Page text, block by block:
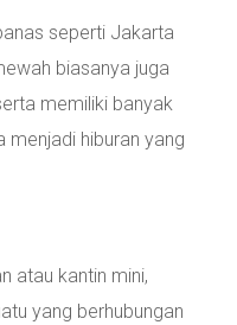
seperti Jakarta
biasanya juga
memiliki banyak
menjadi hiburan yang
atau kantin mini,
yang berhubungan